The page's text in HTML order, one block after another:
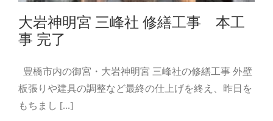
大岩神明宮 三峰社 修繕工事 本工事 完
了
大岩神明宮 三峰社 修繕工事 本工
事 完了
豊橋市内の御宮・大岩神明宮 三峰社の修繕工事 外壁
板張りや建具の調整など最終の仕上げを終え、昨日を
もちまし [...]